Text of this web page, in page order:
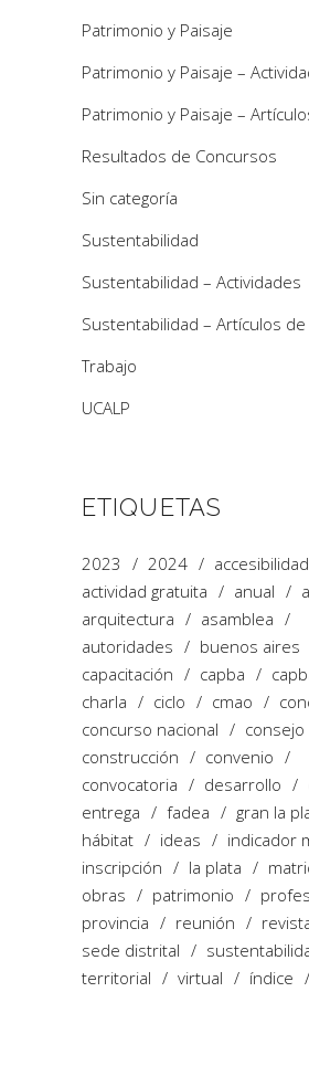
Patrimonio y Paisaje
Patrimonio y Paisaje –
Patrimonio y Paisaje –
Resultados de Concursos
Sin categoría
Sustentabilidad
Sustentabilidad – Actividades
Sustentabilidad – Artículos
Trabajo
UCALP
ETIQUETAS
2023 2024
accesibilidad
actividad gratuita
anual
arquitectura
asamblea
autoridades
buenos aires
capacitación
capba
charla
ciclo cmao
concurso nacional
construcción
convenio
convocatoria
desarrollo
entrega
fadea
gran la
hábitat
ideas
indicador
inscripción
la plata
obras
patrimonio
provincia
reunión
sede distrital
territorial
virtual índice